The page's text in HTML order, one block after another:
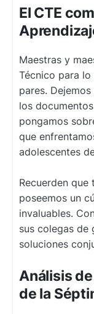
El CTE
Maestras y
Técnico para
pares.
los
pongamos
que
adolescentes
Recuerden
poseemos un
invaluables.
sus colegas de
soluciones
Análisis
de la